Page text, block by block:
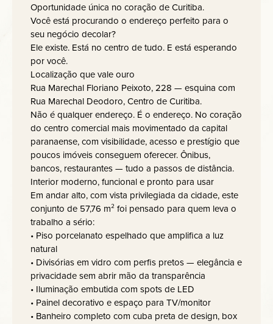
Oportunidade única no coração de Curitiba.
Você está procurando o endereço perfeito para o
seu negócio decolar?
Ele existe. Está no centro de tudo. E está esperando
por você.
Localização que vale ouro
Rua Marechal Floriano Peixoto, 228 — esquina com
Rua Marechal Deodoro, Centro de Curitiba.
Não é qualquer endereço. É o endereço. No coração
do centro comercial mais movimentado da capital
paranaense, com visibilidade, acesso e prestígio que
poucos imóveis conseguem oferecer. Ônibus,
bancos, restaurantes — tudo a passos de distância.
Interior moderno, funcional e pronto para usar
Em andar alto, com vista privilegiada da cidade, este
conjunto de 57,76 m² foi pensado para quem leva o
trabalho a sério:
• Piso porcelanato espelhado que amplifica a luz
natural
• Divisórias em vidro com perfis pretos — elegância e
privacidade sem abrir mão da transparência
• Iluminação embutida com spots de LED
• Painel decorativo e espaço para TV/monitor
• Banheiro completo com cuba preta de design, box